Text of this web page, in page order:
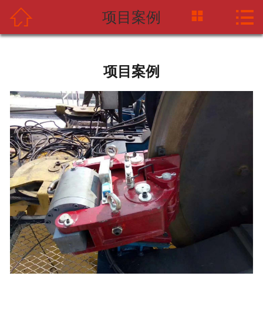
网站首页
产品中心
海天企业
 项目案例  
项目案例